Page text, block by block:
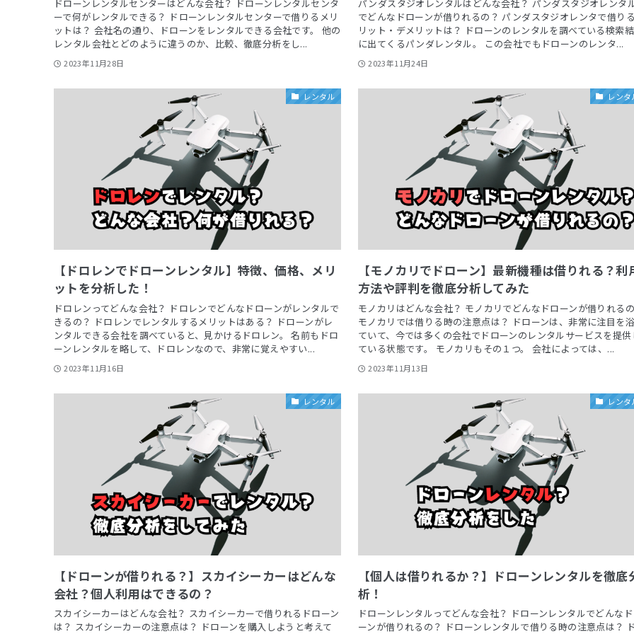
ドローンレンタルセンターはどんな会社？ ドローンレンタルセンタ
ーで何がレンタルできる？ ドローンレンタルセンターで借りるメリ
ットは？ 会社名の通り、ドローンをレンタルできる会社です。 他の
レンタル会社とどのように違うのか、比較、徹底分析をし...
2023年11月28日
パンダスタジオレンタルはどんな会社？ パンダスタジオレンタ
でどんなドローンが借りれるの？ パンダスタジオレンタで借り
リット・デメリットは？ ドローンのレンタルを調べている検索
に出てくるパンダレンタル。 この会社でもドローンのレンタ...
2023年11月24日
レンタル
【ドロレンでドローンレンタル】特徴、価格、メリ
ットを分析した！
ドロレンってどんな会社？ ドロレンでどんなドローンがレンタルで
きるの？ ドロレンでレンタルするメリットはある？ ドローンがレ
ンタルできる会社を調べていると、見かけるドロレン。 名前もドロ
ーンレンタルを略して、ドロレンなので、非常に覚えやすい...
2023年11月16日
レンタ
【モノカリでドローン】最新機種は借りれる？利
方法や評判を徹底分析してみた
モノカリはどんな会社？ モノカリでどんなドローンが借りれるの
モノカリでは借りる時の注意点は？ ドローンは、非常に注目を
ていて、今では多くの会社でドローンのレンタルサービスを提供
ている状態です。 モノカリもその１つ。 会社によっては、...
2023年11月13日
レンタル
【ドローンが借りれる？】スカイシーカーはどんな
会社？個人利用はできるの？
スカイシーカーはどんな会社？ スカイシーカーで借りれるドローン
は？ スカイシーカーの注意点は？ ドローンを購入しようと考えて
レンタ
【個人は借りれるか？】ドローンレンタルを徹底
析！
ドローンレンタルってどんな会社？ ドローンレンタルでどんな
ーンが借りれるの？ ドローンレンタルで借りる時の注意点は？ ド